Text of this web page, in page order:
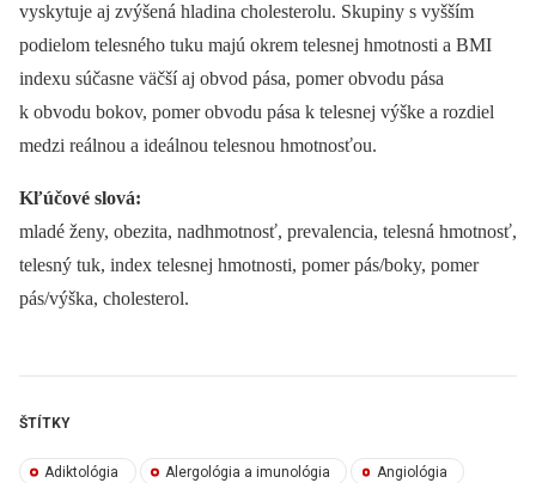
vyskytuje aj zvýšená hladina cholesterolu. Skupiny s vyšším
podielom telesného tuku majú okrem telesnej hmotnosti a BMI
indexu súčasne väčší aj obvod pása, pomer obvodu pása
k obvodu bokov, pomer obvodu pása k telesnej výške a rozdiel
medzi reálnou a ideálnou telesnou hmotnosťou.
Kľúčové slová:
mladé ženy, obezita, nadhmotnosť, prevalencia, telesná hmotnosť,
telesný tuk, index telesnej hmotnosti, pomer pás/boky, pomer
pás/výška, cholesterol.
ŠTÍTKY
Adiktológia Alergológia a imunológia Angiológia